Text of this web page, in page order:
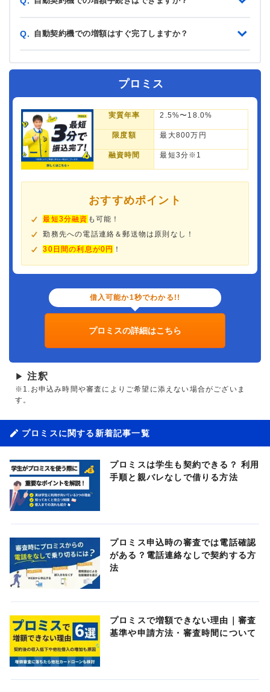
Q. 自動契約機での増額はすぐ完了しますか？
プロミス
実質年率 2.5%〜18.0%
限度額 最大800万円
融資時間 最短3分※1
おすすめポイント
最短3分融資 も可能！
勤務先への電話連絡＆郵送物は原則なし！
30日間の利息が0円 ！
借入可能か1秒でわかる!!
プロミスの詳細はこちら
▶ 注釈
※1.お申込み時間や審査によりご希望に添えない場合がございま
す。
プロミスに関する新着記事一覧
プロミスは学生も契約できる？ 利用
手順と親バレなしで借りる方法
プロミス申込時の審査では電話確認
がある？電話連絡なしで契約する方
法
プロミスで増額できない理由｜審査
基準や申請方法・審査時間について